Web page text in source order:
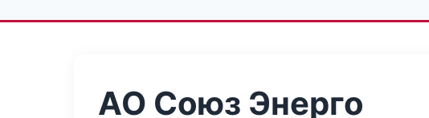
АО Союз Энерго